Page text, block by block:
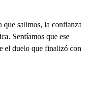
que salimos, la confianza
Sentíamos que ese
el duelo que finalizó con